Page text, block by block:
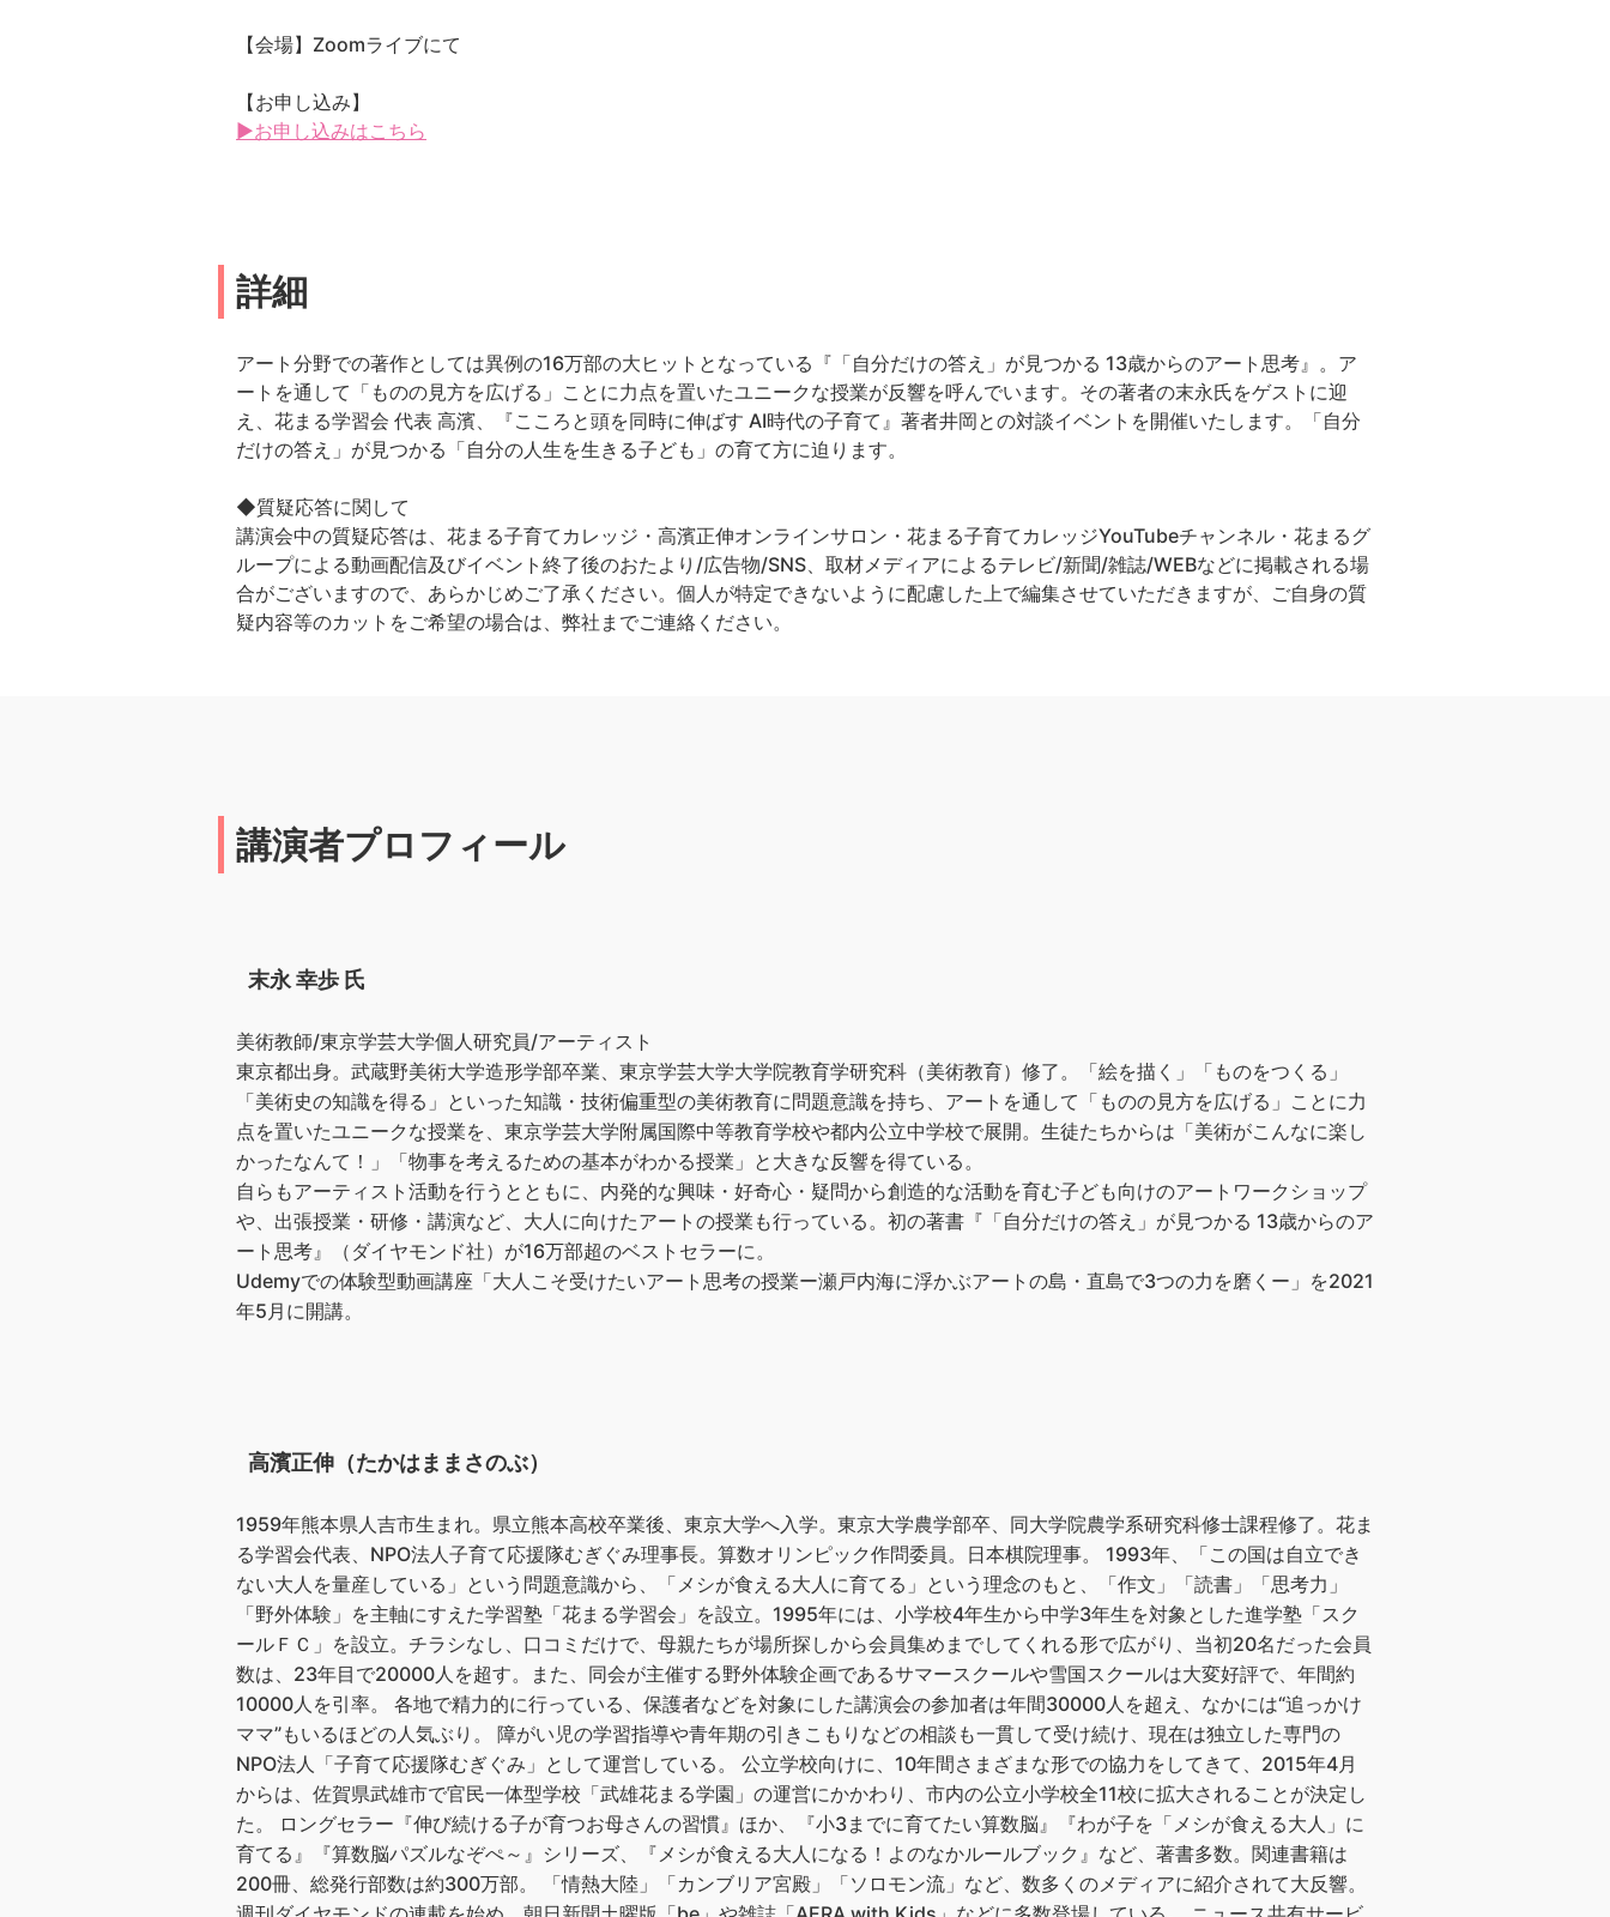
【会場】Zoomライブにて
【お申し込み】
▶お申し込みはこちら
詳細
アート分野での著作としては異例の16万部の大ヒットとなっている『「自分だけの答え」が見つかる 13歳からのアート思考』。ア
ートを通して「ものの見方を広げる」ことに力点を置いたユニークな授業が反響を呼んでいます。その著者の末永氏をゲストに迎
え、花まる学習会 代表 高濱、『こころと頭を同時に伸ばす AI時代の子育て』著者井岡との対談イベントを開催いたします。「自分
だけの答え」が見つかる「自分の人生を生きる子ども」の育て方に迫ります。
◆質疑応答に関して
講演会中の質疑応答は、花まる子育てカレッジ・高濱正伸オンラインサロン・花まる子育てカレッジYouTubeチャンネル・花まるグ
ループによる動画配信及びイベント終了後のおたより/広告物/SNS、取材メディアによるテレビ/新聞/雑誌/WEBなどに掲載される場
合がございますので、あらかじめご了承ください。個人が特定できないように配慮した上で編集させていただきますが、ご自身の質
疑内容等のカットをご希望の場合は、弊社までご連絡ください。
講演者プロフィール
末永 幸歩 氏
美術教師/東京学芸大学個人研究員/アーティスト
東京都出身。武蔵野美術大学造形学部卒業、東京学芸大学大学院教育学研究科（美術教育）修了。「絵を描く」「ものをつくる」
「美術史の知識を得る」といった知識・技術偏重型の美術教育に問題意識を持ち、アートを通して「ものの見方を広げる」ことに力
点を置いたユニークな授業を、東京学芸大学附属国際中等教育学校や都内公立中学校で展開。生徒たちからは「美術がこんなに楽し
かったなんて！」「物事を考えるための基本がわかる授業」と大きな反響を得ている。
自らもアーティスト活動を行うとともに、内発的な興味・好奇心・疑問から創造的な活動を育む子ども向けのアートワークショップ
や、出張授業・研修・講演など、大人に向けたアートの授業も行っている。初の著書『「自分だけの答え」が見つかる 13歳からのア
ート思考』（ダイヤモンド社）が16万部超のベストセラーに。
Udemyでの体験型動画講座「大人こそ受けたいアート思考の授業ー瀬戸内海に浮かぶアートの島・直島で3つの力を磨くー」を2021
年5月に開講。
高濱正伸（たかはままさのぶ）
1959年熊本県人吉市生まれ。県立熊本高校卒業後、東京大学へ入学。東京大学農学部卒、同大学院農学系研究科修士課程修了。花ま
る学習会代表、NPO法人子育て応援隊むぎぐみ理事長。算数オリンピック作問委員。日本棋院理事。 1993年、「この国は自立でき
ない大人を量産している」という問題意識から、「メシが食える大人に育てる」という理念のもと、「作文」「読書」「思考力」
「野外体験」を主軸にすえた学習塾「花まる学習会」を設立。1995年には、小学校4年生から中学3年生を対象とした進学塾「スク
ールＦＣ」を設立。チラシなし、口コミだけで、母親たちが場所探しから会員集めまでしてくれる形で広がり、当初20名だった会員
数は、23年目で20000人を超す。また、同会が主催する野外体験企画であるサマースクールや雪国スクールは大変好評で、年間約
10000人を引率。 各地で精力的に行っている、保護者などを対象にした講演会の参加者は年間30000人を超え、なかには“追っかけ
ママ”もいるほどの人気ぶり。 障がい児の学習指導や青年期の引きこもりなどの相談も一貫して受け続け、現在は独立した専門の
NPO法人「子育て応援隊むぎぐみ」として運営している。 公立学校向けに、10年間さまざまな形での協力をしてきて、2015年4月
からは、佐賀県武雄市で官民一体型学校「武雄花まる学園」の運営にかかわり、市内の公立小学校全11校に拡大されることが決定し
た。 ロングセラー『伸び続ける子が育つお母さんの習慣』ほか、『小3までに育てたい算数脳』『わが子を「メシが食える大人」に
育てる』『算数脳パズルなぞぺ～』シリーズ、『メシが食える大人になる！よのなかルールブック』など、著書多数。関連書籍は
200冊、総発行部数は約300万部。 「情熱大陸」「カンブリア宮殿」「ソロモン流」など、数多くのメディアに紹介されて大反響。